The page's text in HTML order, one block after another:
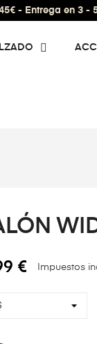
45€ - Entrega en 3
€ Impuestos